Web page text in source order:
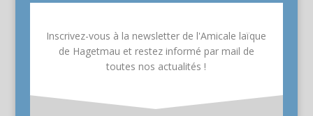
Inscrivez-vous à la newsletter de l'Amicale laïque
de Hagetmau et restez informé par mail de
toutes nos actualités !